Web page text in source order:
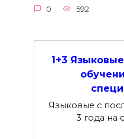
0 592
1+3
Языковые с
3 года на